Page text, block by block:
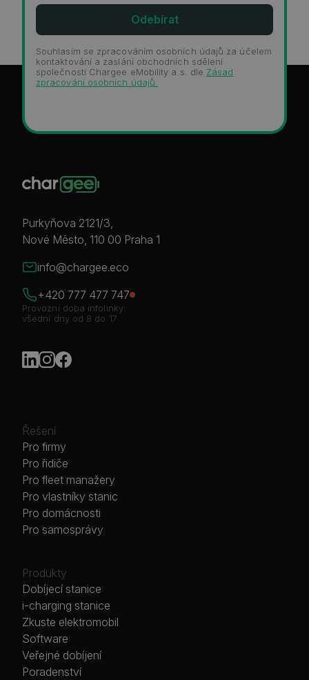
Souhlasím se zpracováním osobních údajů za účelem
kontaktování a zaslání obchodních sdělení
společností Chargee eMobility a.s. dle Zásad
zpracování osobních údajů.
Purkyňova 2121/3,
Nové Město, 110 00 Praha 1
info@chargee.eco
+420 777 477 747
Provozní doba infolinky:
všední dny od 8 do 17
Řešení
Pro firmy
Pro řidiče
Pro fleet manažery
Pro vlastníky stanic
Pro domácnosti
Pro samosprávy
Produkty
Dobíjecí stanice
i-charging stanice
Zkuste elektromobil
Software
Veřejné dobíjení
Poradenství